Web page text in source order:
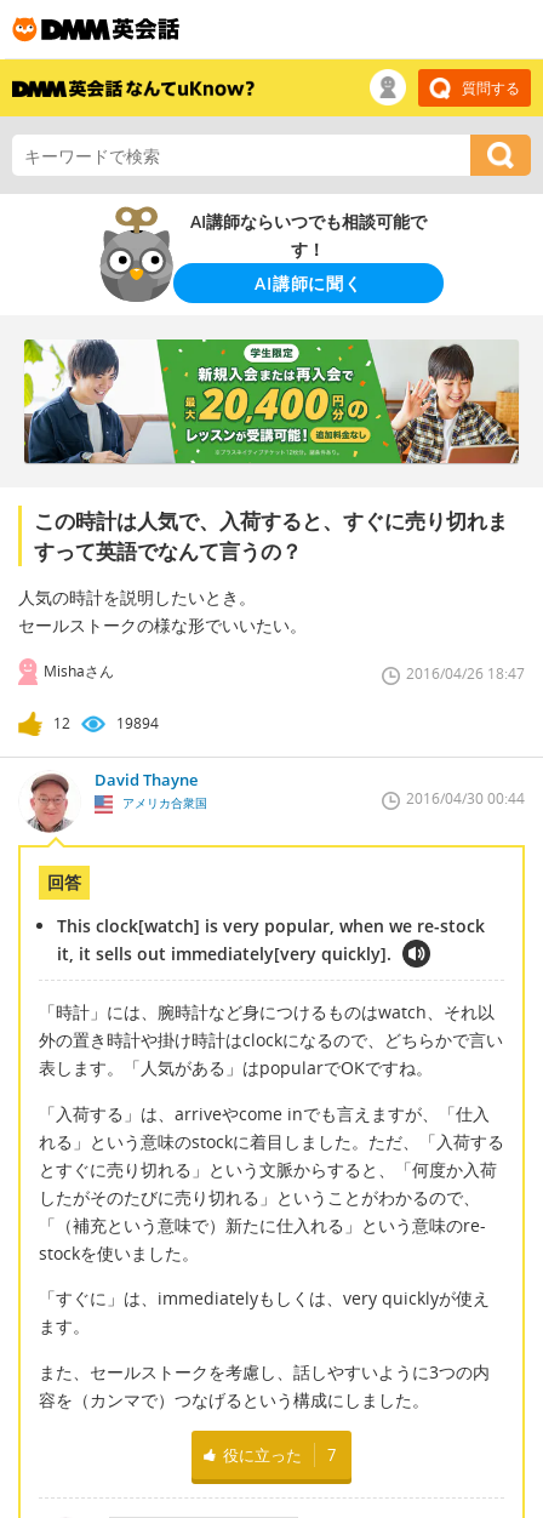
質問する
AI講師ならいつでも相談可能で
す！
AI講師に聞く
この時計は人気で、入荷すると、すぐに売り切れま
すって英語でなんて言うの？
人気の時計を説明したいとき。
セールストークの様な形でいいたい。
Mishaさん 2016/04/26 18:47
12 19894
David Thayne
アメリカ合衆国 2016/04/30 00:44
回答
This clock[watch] is very popular, when we re-stock
it, it sells out immediately[very quickly].
「時計」には、腕時計など身につけるものはwatch、それ以
外の置き時計や掛け時計はclockになるので、どちらかで言い
表します。「人気がある」はpopularでOKですね。
「入荷する」は、arriveやcome inでも言えますが、「仕入
れる」という意味のstockに着目しました。ただ、「入荷する
とすぐに売り切れる」という文脈からすると、「何度か入荷
したがそのたびに売り切れる」ということがわかるので、
「（補充という意味で）新たに仕入れる」という意味のre-
stockを使いました。
「すぐに」は、immediatelyもしくは、very quicklyが使え
ます。
また、セールストークを考慮し、話しやすいように3つの内
容を（カンマで）つなげるという構成にしました。
役に立った 7